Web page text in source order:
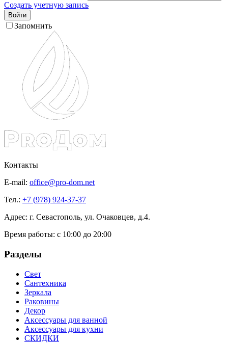
Создать учетную запись
Войти
Запомнить
Контакты
E-mail: office@pro-dom.net
Тел.: +7 (978) 924-37-37
Адрес: г. Севастополь, ул. Очаковцев, д.4.
Время работы: с 10:00 до 20:00
Разделы
Свет
Сантехника
Зеркала
Раковины
Декор
Аксессуары для ванной
Аксессуары для кухни
СКИДКИ